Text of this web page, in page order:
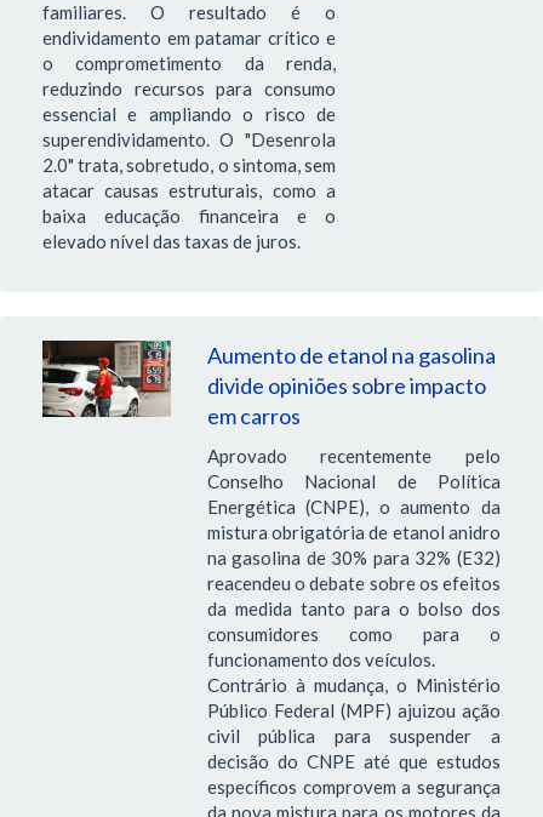
familiares. O resultado é o
endividamento em patamar crítico e
o comprometimento da renda,
reduzindo recursos para consumo
essencial e ampliando o risco de
superendividamento. O "Desenrola
2.0" trata, sobretudo, o sintoma, sem
atacar causas estruturais, como a
baixa educação financeira e o
elevado nível das taxas de juros.
Aumento de etanol na gasolina
divide opiniões sobre impacto
em carros
Aprovado recentemente pelo
Conselho Nacional de Política
Energética (CNPE), o aumento da
mistura obrigatória de etanol anidro
na gasolina de 30% para 32% (E32)
reacendeu o debate sobre os efeitos
da medida tanto para o bolso dos
consumidores como para o
funcionamento dos veículos.
Contrário à mudança, o Ministério
Público Federal (MPF) ajuizou ação
civil pública para suspender a
decisão do CNPE até que estudos
específicos comprovem a segurança
da nova mistura para os motores da